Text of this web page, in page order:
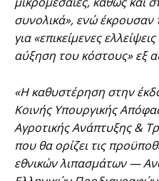
συνολικά», ενώ
για «επικείμενες
αύξηση του κόστους» εξ
«Η καθυστέρηση στην
Κοινής Υπουργικής
Αγροτικής Ανάπτυξης &
που θα ορίζει τις
εθνικών λιπασμάτων —